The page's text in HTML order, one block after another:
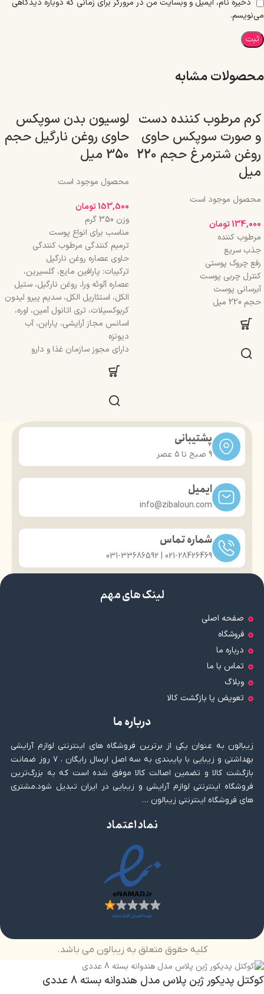
ذخیره نام، ایمیل و وبسایت من در مرورگر برای زمانی که دوباره دیدگاهی
می‌نویسم.
محصولات مشابه
کرم مرطوب کننده دست
و صورت سوپکس حاوی
روغن شترمرغ حجم 220
میل
محصول موجود است
134,000تومان
مرطوب کننده
جذب سریع
رفع چروک پوستی
کنترل چربی پوست
آبرسانی پوست
حجم 220 میل
لوسیون بدن سوپکس
حاوی روغن نارگیل حجم
350 میل
محصول موجود است
153,500تومان
وزن 350 گرم
مناسب برای انواع پوست
ترمیم کنندگی مرطوب کنندگی
حاوی عصاره روغن نارگیل
ترکیبات: پارافین مایع، گلسیرین،
عصاره آلوئه ورا، روغن نارگیل، ستیل
الکل، استئاریل الکل، سدیم پیرو لیدون
کربوکسیلات، تری اتانول آمین، اوره،
اسانس مجاز آرایشی، پارابن، آب
دیونزه
دارای مجوز سازمان غذا و دارو
پشتیبانی
9 صبح تا ۵ عصر
ایمیل
info@zibaloun.com
شماره تماس
021-28426469 | 031-33686592
لینک های مهم
صفحه اصلی
فروشگاه
درباره ما
تماس با ما
وبلاگ
تعویض یا بازگشت کالا
درباره ما
زیبالون به عنوان یکی از برترین فروشگاه های اینترنتی لوازم آرایشی
بهداشتی و زیبایی با پایبندی به سه اصل ارسال رایگان ، ۷ روز ضمانت
بازگشت کالا و تضمین اصالت کالا موفق شده است که به بزرگ‌ترین
فروشگاه اینترنتی لوازم آرایشی و زیبایی در ایران تبدیل شود.مشتری
های فروشگاه اینترنتی زیبالون …
نماد اعتماد
کلیه حقوق متعلق به زیبالون می باشد.
کوکتل پدیکور ژبن پلاس مدل هندوانه بسته 8 عددی